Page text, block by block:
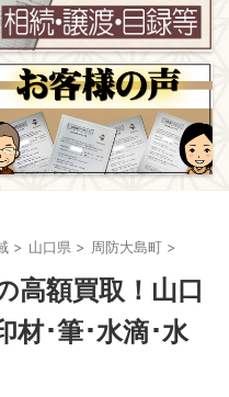
> 山口県 > 周防大島町 >
高額買取！山口
材･筆･水滴･水